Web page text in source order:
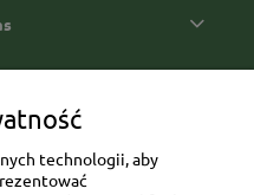
technologii, aby